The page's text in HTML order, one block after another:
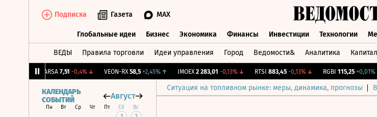
Подписка Газета MAX
Глобальные идеи Бизнес Экономика Финансы Инвестиции Технологии
ВЕДЫ Правила торговли Идеи управления Город Ведомости& Аналитика Капитал
ARSA 7,51 -0,4%↓ VEON-RX 58,5 +2,45%↑ IMOEX 2 283,01 -0,13%↓ RTSI 883,45 -0,13%↓ RGBI 115,25 +0,01%↑
Ситуация на топливном рынке: меры, динамика, прогнозы
КАЛЕНДАРЬ
СОБЫТИЙ
Август
Пн Вт Ср Чт Пт Сб Вс